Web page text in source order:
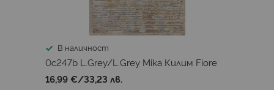
В наличност
0c247b L.Grey/L.Grey Mika Килим Fiore
16,99 €/33,23 лв.